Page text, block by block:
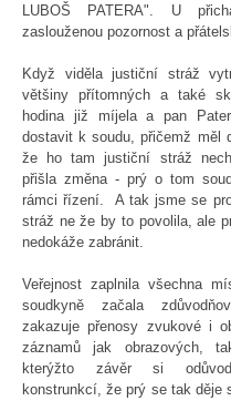
LUBOŠ PATERA". U
zaslouženou pozornost a
Když viděla justiční stráž
většiny přítomných a také
hodina již míjela a pan
dostavit k soudu, přičemž měl
že ho tam justiční stráž
přišla změna - prý o tom
rámci řízení. A tak jsme se
stráž ne že by to povolila, ale
nedokáže zabránit.
Veřejnost zaplnila všechna
soudkyně začala
zakazuje přenosy zvukové i
záznamů jak obrazových,
kterýžto závěr si
konstrunkcí, že prý se tak děje